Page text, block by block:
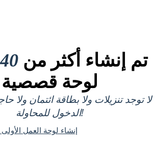
تم إنشاء أكثر من 40 مليون
لوحة قصصية
لا توجد تنزيلات ولا بطاقة ائتمان ولا
الدخول للمحاولة!
إنشاء لوحة العمل